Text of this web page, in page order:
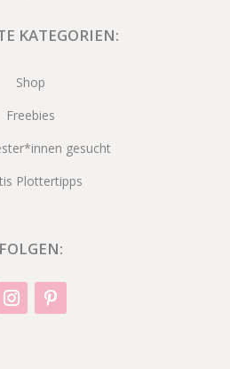
KATEGORIEN:
Shop
Freebies
gesucht
Plottertipps
FOLGEN: